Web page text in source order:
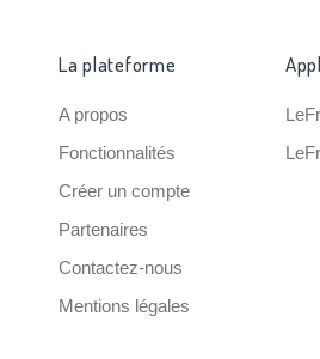
La plateforme
A propos
Fonctionnalités
Créer un compte
Partenaires
Contactez-nous
Mentions légales